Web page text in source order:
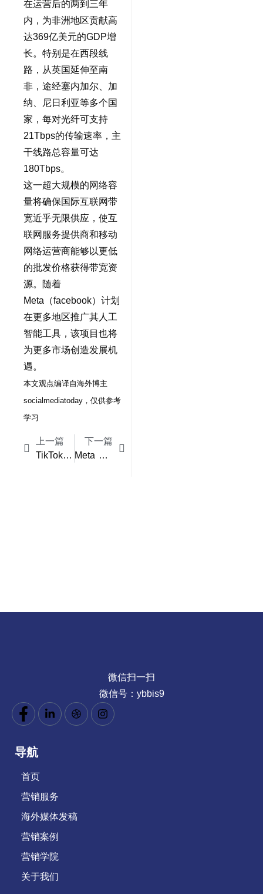
在运营后的两到三年
内，为非洲地区贡献高
达369亿美元的GDP增
长。特别是在西段线
路，从英国延伸至南
非，途经塞内加尔、加
纳、尼日利亚等多个国
家，每对光纤可支持
21Tbps的传输速率，主
干线路总容量可达
180Tbps。
这一超大规模的网络容
量将确保国际互联网带
宽近乎无限供应，使互
联网服务提供商和移动
网络运营商能够以更低
的批发价格获得带宽资
源。随着
Meta（facebook）计划
在更多地区推广其人工
智能工具，该项目也将
为更多市场创造发展机
遇。
本文观点编译自海外博主
socialmediatoday，仅供参考
学习
上一篇
TikTok重金押注假日购物季，电商野心遭遇东西方文化差异挑战
下一篇
Meta AI视频流吸引力不足，人工智能内容面临用户留存挑战
微信扫一扫
微信号：ybbis9
导航
首页
营销服务
海外媒体发稿
营销案例
营销学院
关于我们